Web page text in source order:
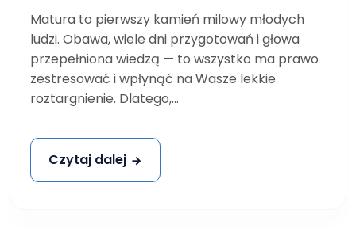
Matura to pierwszy kamień milowy młodych
ludzi. Obawa, wiele dni przygotowań i głowa
przepełniona wiedzą — to wszystko ma prawo
zestresować i wpłynąć na Wasze lekkie
roztargnienie. Dlatego,...
Czytaj dalej